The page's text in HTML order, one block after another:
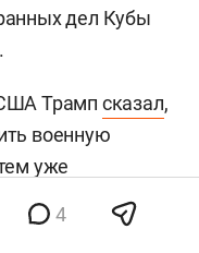
дел Кубы
Трамп сказал,
военную
уже
США уже
Венесуэлы
4